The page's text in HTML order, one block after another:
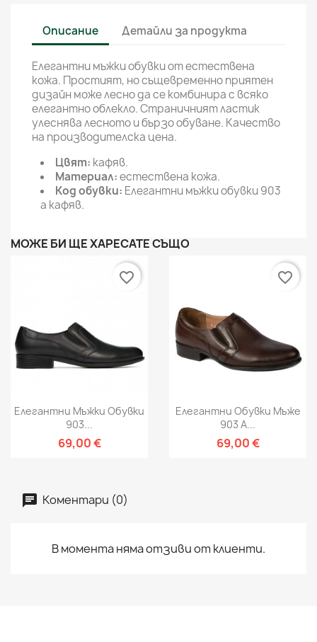
Описание Детайли за продукта
Елегантни мъжки обувки от естествена
кожа. Простият, но същевременно приятен
дизайн може лесно да се комбинира с всяко
елегантно облекло. Страничният ластик
улеснява лесното и бързо обуване. Качество
на производителска цена.
Цвят: кафяв.
Материал:естествена кожа.
Код обувки: Елегантни мъжки обувки 903
a кафяв.
МОЖЕ БИ ЩЕ ХАРЕСАТЕ СЪЩО
Елегантни Мъжки Обувки
903...
69,00 €
favorite_border
Елегантни Обувки Мъже
903 А...
69,00 €
favorite_border
Коментари (0)
В момента няма отзиви от клиенти.